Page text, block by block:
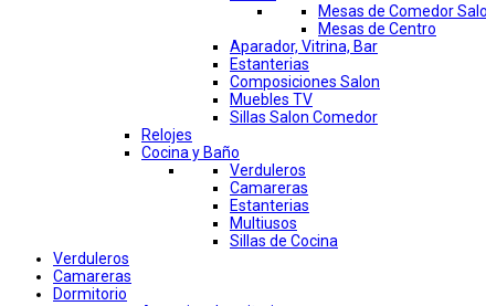
Mesas de Comedor
Mesas de Centro
Aparador, Vitrina, Bar
Estanterias
Composiciones Salon
Muebles TV
Sillas Salon Comedor
Relojes
Cocina y Baño
Verduleros
Camareras
Estanterias
Multiusos
Sillas de Cocina
Verduleros
Camareras
Dormitorio